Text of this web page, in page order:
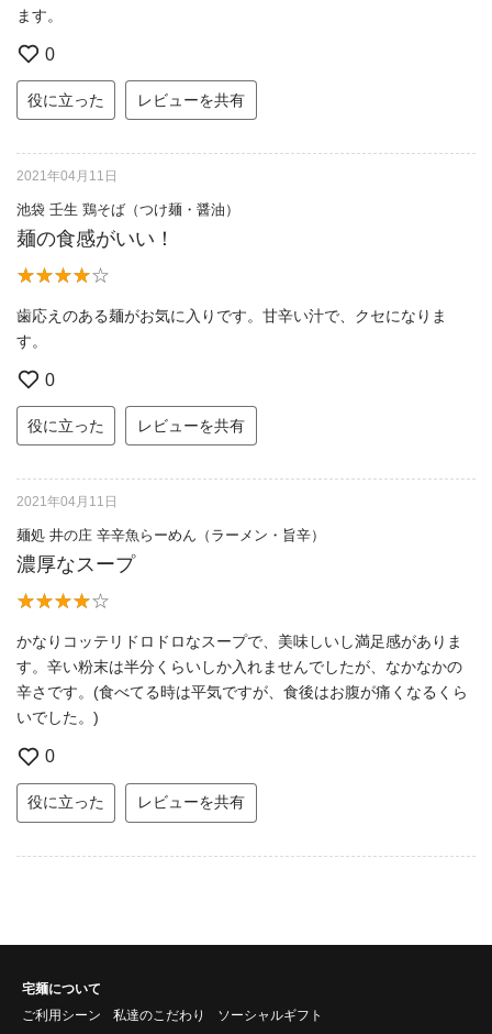
ます。
0
役に立った レビューを共有
2021年04月11日
池袋 壬生 鶏そば（つけ麺・醤油）
麺の食感がいい！
歯応えのある麺がお気に入りです。甘辛い汁で、クセになりま
す。
0
役に立った レビューを共有
2021年04月11日
麺処 井の庄 辛辛魚らーめん（ラーメン・旨辛）
濃厚なスープ
かなりコッテリドロドロなスープで、美味しいし満足感がありま
す。辛い粉末は半分くらいしか入れませんでしたが、なかなかの
辛さです。(食べてる時は平気ですが、食後はお腹が痛くなるくら
いでした。)
0
役に立った レビューを共有
宅麺について
ご利用シーン
私達のこだわり ソーシャルギフト